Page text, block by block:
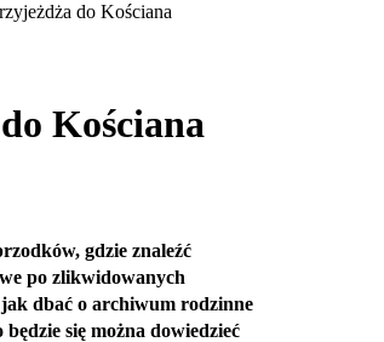
do Kościana
Kościana
gdzie znaleźć
po zlikwidowanych
jak dbać o archiwum rodzinne
będzie się można dowiedzieć